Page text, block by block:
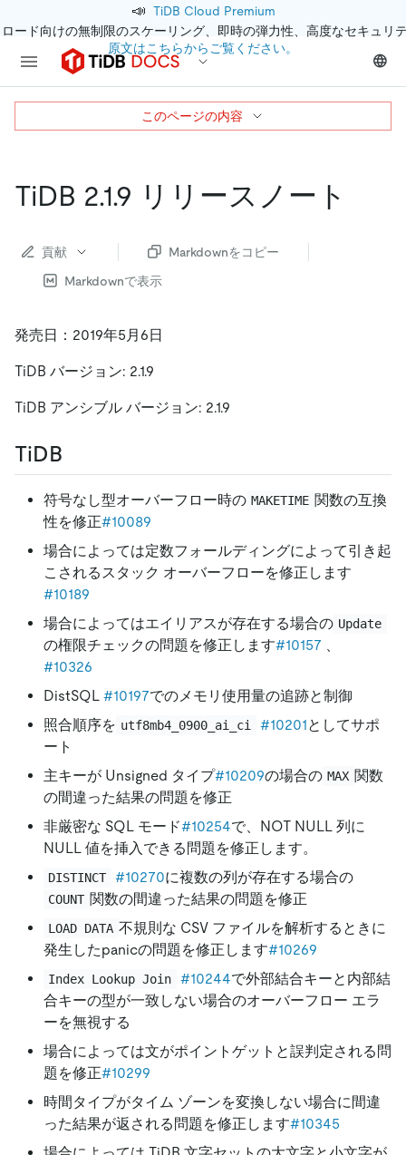
📣 TiDB Cloud Premium
ード向けの無制限のスケーリング、即時の弾力性、高度なセキュリ
原文はこちらからご覧ください。
TiDB 2.1.9 リリースノート
貢献
Markdownをコピー
Markdownで表示
発売日：2019年5月6日
TiDB バージョン: 2.1.9
TiDB アンシブル バージョン: 2.1.9
TiDB
符号なし型オーバーフロー時の MAKETIME 関数の互換
性を修正#10089
場合によっては定数フォールディングによって引き起
こされるスタック オーバーフローを修正します
#10189
場合によってはエイリアスが存在する場合の Update
の権限チェックの問題を修正します#10157
#10326
DistSQL #10197でのメモリ使用量の追跡と制御
照合順序を utf8mb4_0900_ai_ci #10201としてサポ
ート
主キーが Unsigned タイプ#10209の場合の MAX 関数
の間違った結果の問題を修正
非厳密な SQL モード#10254で、NOT NULL 列に
NULL 値を挿入できる問題を修正します。
DISTINCT #10270に複数の列が存在する場合の
COUNT 関数の間違った結果の問題を修正
LOAD DATA 不規則な CSV ファイルを解析するときに
発生したpanicの問題を修正します#10269
Index Lookup Join #10244で外部結合キーと内部結
合キーの型が一致しない場合のオーバーフロー エラ
ーを無視する
場合によっては文がポイントゲットと誤判定される問
題を修正#10299
時間タイプがタイム ゾーンを変換しない場合に間違
った結果が返される問題を修正します#10345
このページの内容